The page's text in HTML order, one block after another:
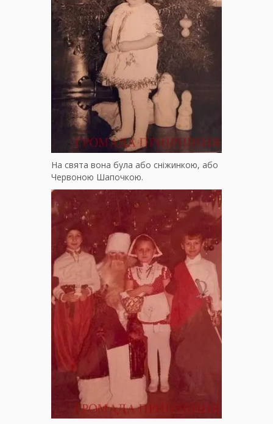
На свята вона була або сніжинкою, або
Червоною Шапочкою.